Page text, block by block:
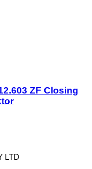
ZF Closing
LTD